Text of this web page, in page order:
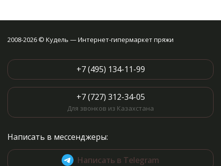
2008-2026 © Кудель — Интернет-гипермаркет пряжи
+7 (495) 134-11-99
+7 (727) 312-34-05
Для звонков из Казахстана
Написать в мессенджеры:
Написать в Telegram